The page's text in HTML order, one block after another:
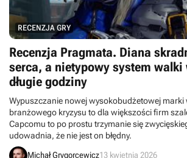
RECENZJA GRY
Recenzja Pragmata. Diana
serca, a nietypowy system walki
długie godziny
Wypuszczanie nowej wysokobudżetowej marki
branżowego kryzysu to dla większości firm
Capcomu to po prostu trzymanie się
udowadnia, że nie jest on błędny.
Michał Grygorcewicz13 kwietnia 2026